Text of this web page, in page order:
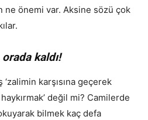
ne önemi var. Aksine sözü çok
kaldı!
karşısına geçerek
haykırmak’ değil mi? Camilerde
bilmek kaç defa